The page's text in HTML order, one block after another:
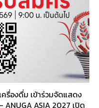
ครื่องดื่ม เข้าร่วมจัดแสดง
ANUGA ASIA 2027 เปิด